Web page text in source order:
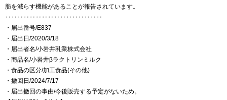
肪を減らす機能があることが報告されています。
‥‥‥‥‥‥‥‥‥‥‥‥‥‥‥‥
・届出番号/E837
・届出日/2020/3/18
・届出者名/小岩井乳業株式会社
・商品名/小岩井βラクトリンミルク
・食品の区分/加工食品(その他)
・撤回日/2024/7/17
・届出撤回の事由/今後販売する予定がないため。